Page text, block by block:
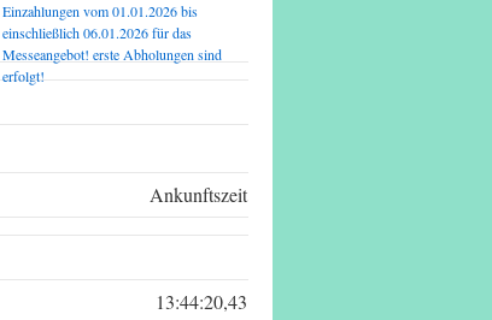
Ankunftszeit
13:44:20,43
Einzahlungen vom 01.01.2026 bis
einschließlich 06.01.2026 für das
Messeangebot! erste Abholungen sind
erfolgt!